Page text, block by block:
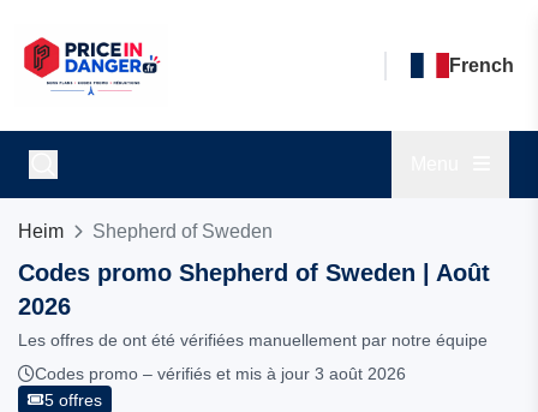
French
Heim Shepherd of Sweden
Codes promo Shepherd of Sweden | Août
2026
Les offres de ont été vérifiées manuellement par notre équipe
Codes promo – vérifiés et mis à jour 3 août 2026
5 offres